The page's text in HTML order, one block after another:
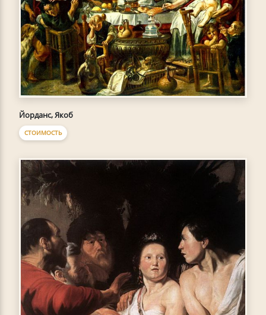
Йорданс, Якоб
СТОИМОСТЬ